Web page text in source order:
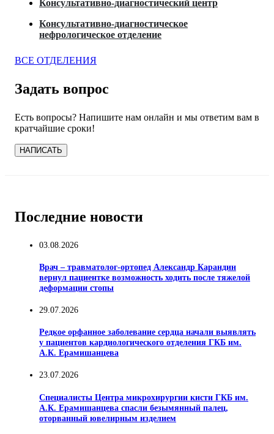
Консультативно-диагностический центр
Консультативно-диагностическое
нефрологическое отделение
ВСЕ ОТДЕЛЕНИЯ
Задать вопрос
Есть вопросы? Напишите нам онлайн и мы ответим вам в
кратчайшие сроки!
НАПИСАТЬ
Последние новости
03.08.2026
Врач – травматолог-ортопед Александр Карандин
вернул пациентке возможность ходить после тяжелой
деформации стопы
29.07.2026
Редкое орфанное заболевание сердца начали выявлять
у пациентов кардиологического отделения ГКБ им.
А.К. Ерамишанцева
23.07.2026
Специалисты Центра микрохирургии кисти ГКБ им.
А.К. Ерамишанцева спасли безымянный палец,
оторванный ювелирным изделием